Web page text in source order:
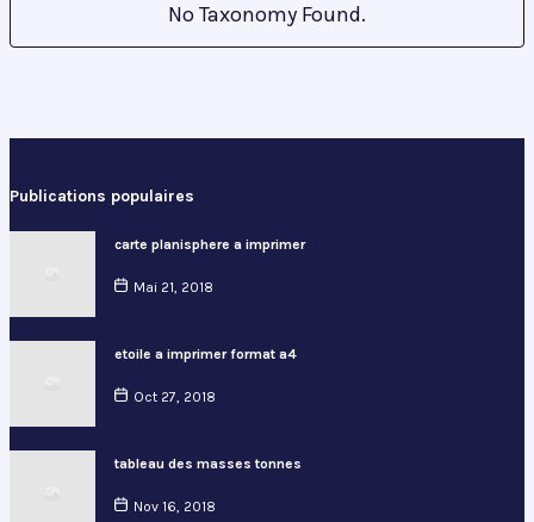
No Taxonomy Found.
Publications populaires
carte planisphere a imprimer
Mai 21, 2018
etoile a imprimer format a4
Oct 27, 2018
tableau des masses tonnes
Nov 16, 2018